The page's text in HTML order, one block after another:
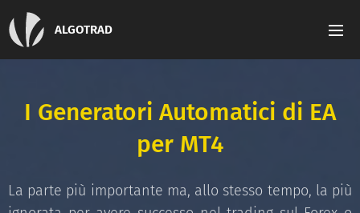
ALGOTRAD
I Generatori Automatici di EA
per MT4
La parte più importante ma, allo stesso tempo, la più